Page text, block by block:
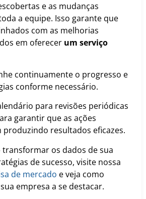
e as mudanças
a equipe. Isso garante que
com as melhorias
em oferecer um serviço
continuamente o progresso e
conforme necessário.
para revisões periódicas
garantir que as ações
produzindo resultados eficazes.
transformar os dados de sua
de sucesso, visite nossa
de mercado e veja como
empresa a se destacar.